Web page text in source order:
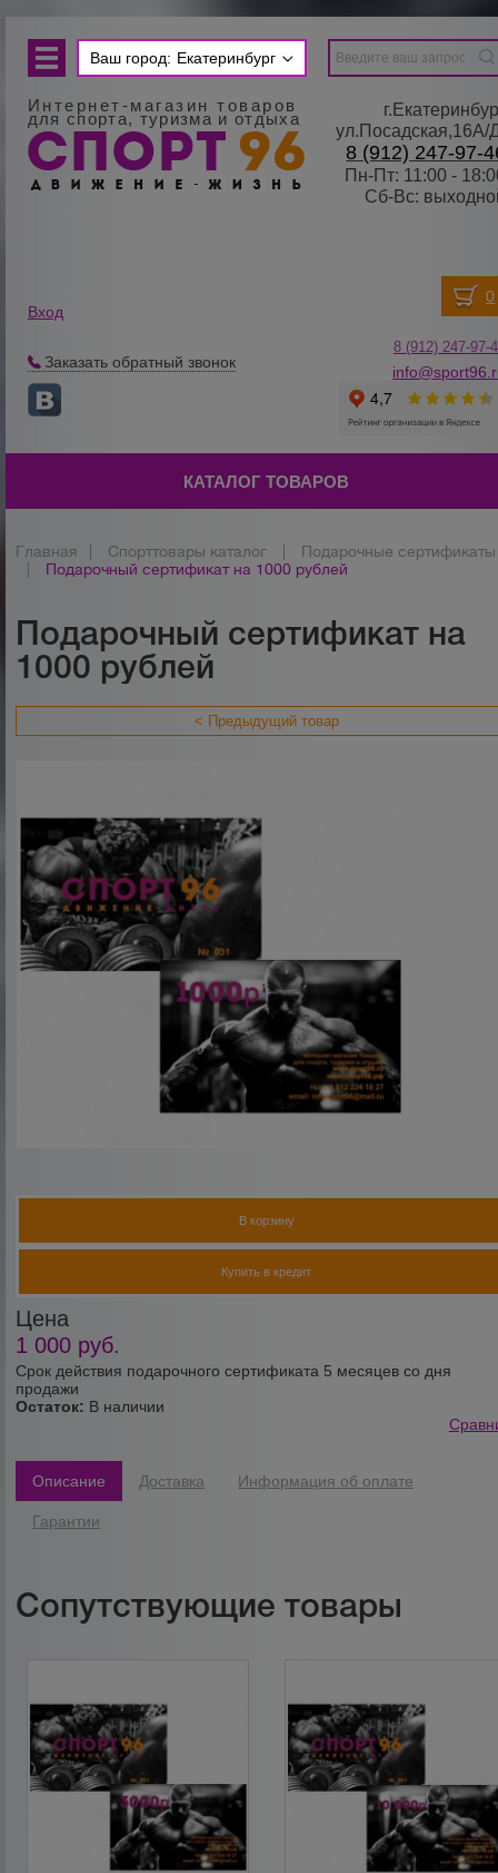
Ваш город: Екатеринбург
Интернет-магазин товаров
для спорта, туризма и отдыха
8 (912) 247-97-
Пн-Пт: 11:00 -
Сб-Вс:
Вход
Заказать обратный звонок
8 (912) 247-97-
КАТАЛОГ ТОВАРОВ
Главная Спорттовары каталог
Подарочные сертификаты
Подарочный сертификат на 1000 рублей
Подарочный сертификат на
1000 рублей
< Предыдущий товар
Срок действия подарочного сертификата 5 месяцев со дня
продажи
Остаток: В наличии
Цена
1 000 руб.
В корзину
Купить в кредит
Описание Доставка Информация об оплате
Гарантии
Сопутствующие товары